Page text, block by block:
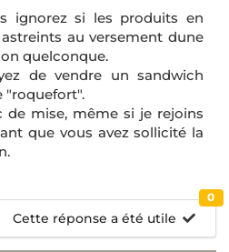
ignorez si les produits en
au versement dune
quelconque.
de vendre un sandwich
"roquefort".
de mise, même si je rejoins
que vous avez sollicité la
Cette réponse a été utile
0